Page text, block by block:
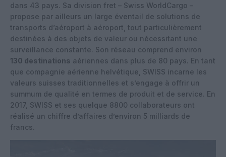
dans 43 pays. Sa division fret – Swiss WorldCargo –
propose par ailleurs un large éventail de solutions de
transports d’aéroport à aéroport, tout particulièrement
destinées à des objets de valeur ou nécessitant une
surveillance constante. Son réseau comprend environ
130 destinations aériennes dans plus de 80 pays. En tant
que compagnie aérienne helvétique, SWISS incarne les
valeurs suisses traditionnelles et s’engage à offrir un
summum de qualité en termes de produit et de service. En
2017, SWISS et ses quelque 8800 collaborateurs ont
réalisé un chiffre d’affaires d’environ 5 milliards de
francs.